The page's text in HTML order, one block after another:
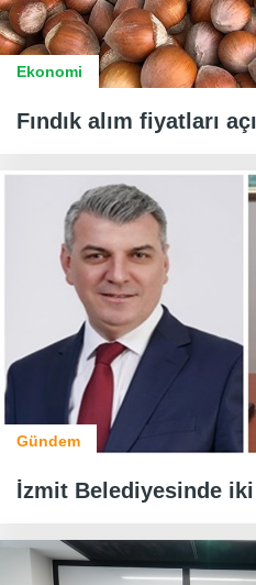
Ekonomi
Fındık alım fiyatları
Gündem
İzmit Belediyesinde